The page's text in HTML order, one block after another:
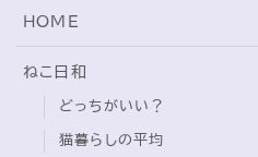
猫の雑学・トリビア
猫との暮らし・生活設計
猫の可愛さ発見シリーズ
猫と暮らす快適環境づくり
HOME
ねこ日和
どっちがいい？
猫暮らしの平均